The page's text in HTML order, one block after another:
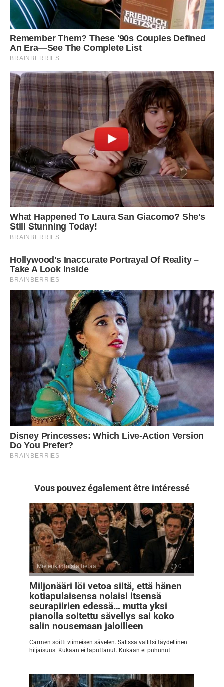
Vous pouvez également être intéressé
Mielenkiintoista tietää 0
Miljonääri löi vetoa siitä, että hänen
kotiapulaisensa nolaisi itsensä
seurapiirien edessä… mutta yksi
pianolla soitettu sävellys sai koko
salin nousemaan jaloilleen
Carmen soitti viimeisen sävelen. Salissa vallitsi täydellinen
hiljaisuus. Kukaan ei taputtanut. Kukaan ei puhunut.